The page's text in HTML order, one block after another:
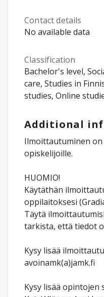
Contact details
No available data
Classification
Bachelor's level,
care, Studies in
studies, Online
Additional
Ilmoittautuminen
opiskelijoille.
HUOMIO!
Käytäthän
oppilaitoksesi
Täytä
tarkista, että tiedot
Kysy lisää
avoinamk(a)jamk.fi
Kysy lisää opintojen